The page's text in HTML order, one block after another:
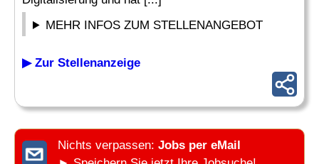
MEHR INFOS ZUM STELLENANGEBOT
▶ Zur Stellenanzeige
Nichts verpassen: Jobs per eMail